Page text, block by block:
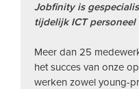
Jobfinity is
tijdelijk ICT
Meer dan 25
het succes van onze
werken zowel young-